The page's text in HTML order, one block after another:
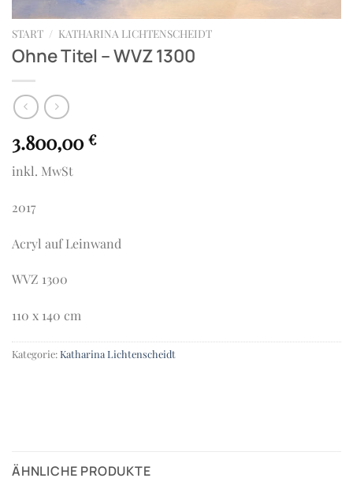
START / KATHARINA LICHTENSCHEIDT
Ohne Titel – WVZ 1300
3.800,00 €
inkl. MwSt
2017
Acryl auf Leinwand
WVZ 1300
110 x 140 cm
Kategorie: Katharina Lichtenscheidt
ÄHNLICHE PRODUKTE